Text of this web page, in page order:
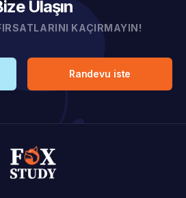
Ulaşın
KAÇIRMAYIN!
Randevu iste